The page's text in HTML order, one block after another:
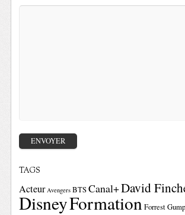
TAGS
Acteur Avengers BTSCanal+David
DisneyFormationForrest Gump